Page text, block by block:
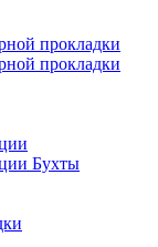
прокладки
прокладки
Бухты